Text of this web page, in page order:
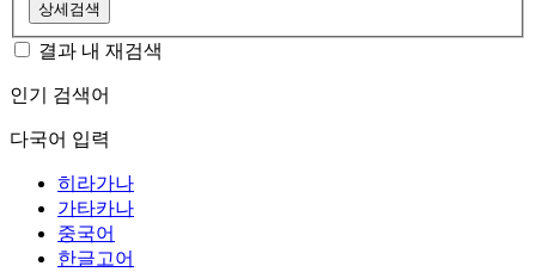
상세검색
결과 내 재검색
인기 검색어
다국어 입력
히라가나
가타카나
중국어
한글고어